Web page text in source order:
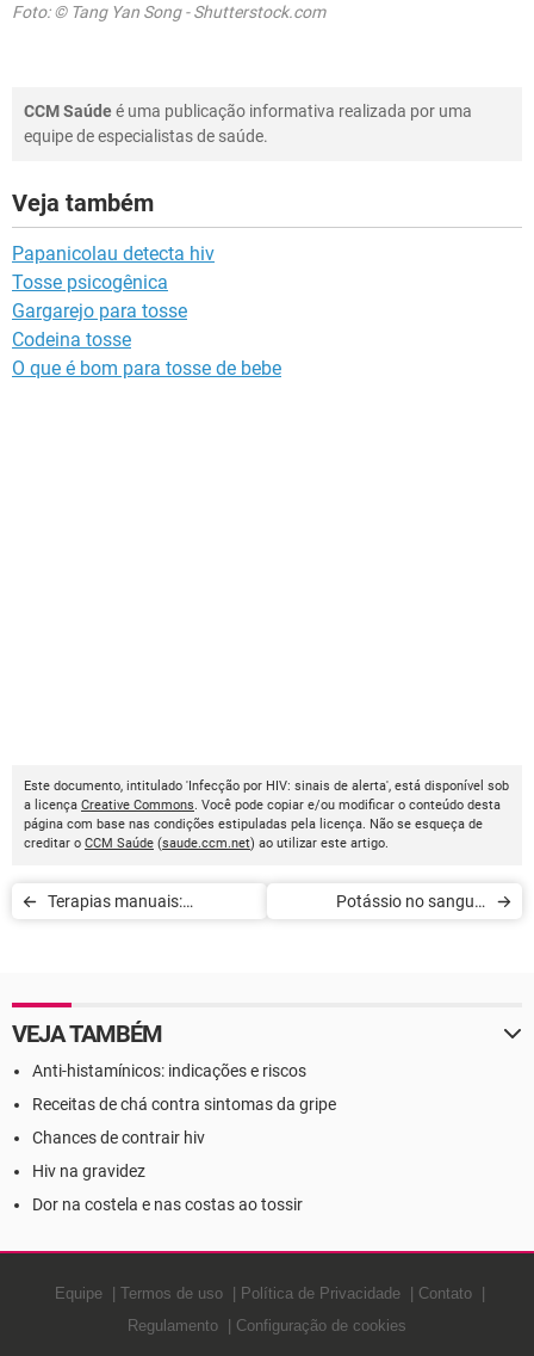
Foto: © Tang Yan Song - Shutterstock.com
CCM Saúdeé uma publicação informativa realizada por uma
equipe de especialistas de saúde.
Veja também
Papanicolau detecta hiv
Tosse psicogênica
Gargarejo para tosse
Codeina tosse
O que é bom para tosse de bebe
Este documento, intitulado 'Infecção por HIV: sinais de alerta', está disponível sob
a licença Creative Commons. Você pode copiar e/ou modificar o conteúdo desta
página com base nas condições estipuladas pela licença. Não se esqueça de
creditar o CCM Saúde (saude.ccm.net) ao utilizar este artigo.
Terapias manuais:
Potássio no sangue:
VEJA TAMBÉM
Anti-histamínicos: indicações e riscos
Receitas de chá contra sintomas da gripe
Chances de contrair hiv
Hiv na gravidez
Dor na costela e nas costas ao tossir
Equipe Termos de uso Política de Privacidade
Contato
Regulamento
Configuração de cookies